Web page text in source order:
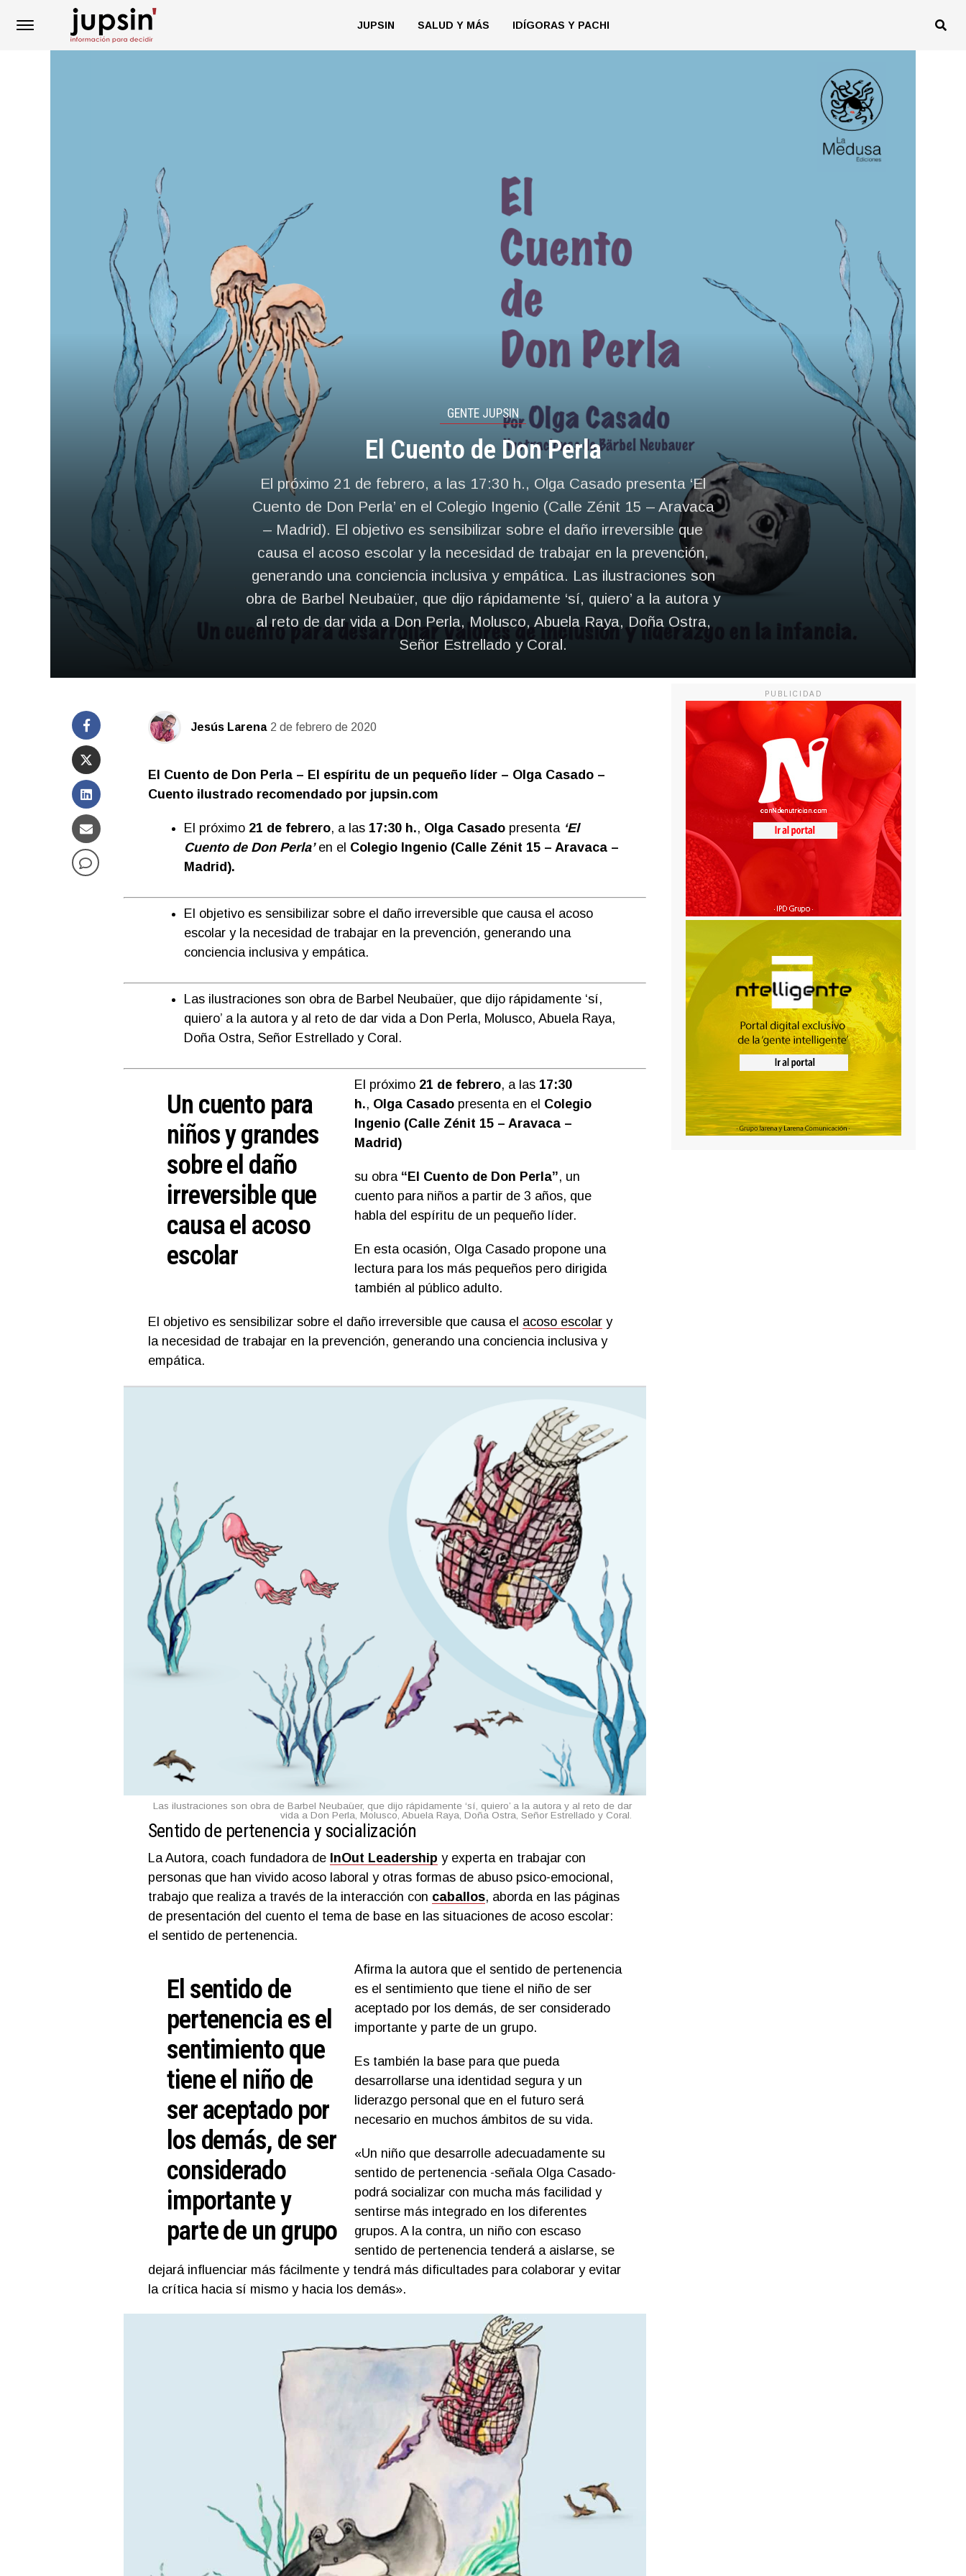
JUPSIN SALUD Y MÁS IDÍGORAS Y PACHI
GENTE JUPSIN
El Cuento de Don Perla
El próximo 21 de febrero, a las 17:30 h., Olga Casado presenta ‘El
Cuento de Don Perla’ en el Colegio Ingenio (Calle Zénit 15 – Aravaca
– Madrid). El objetivo es sensibilizar sobre el daño irreversible que
causa el acoso escolar y la necesidad de trabajar en la prevención,
generando una conciencia inclusiva y empática. Las ilustraciones son
obra de Barbel Neubaüer, que dijo rápidamente ‘sí, quiero’ a la autora y
al reto de dar vida a Don Perla, Molusco, Abuela Raya, Doña Ostra,
Señor Estrellado y Coral.
Jesús Larena 2 de febrero de 2020
El Cuento de Don Perla – El espíritu de un pequeño líder – Olga Casado –
Cuento ilustrado recomendado por jupsin.com
El próximo 21 de febrero, a las 17:30 h., Olga Casadopresenta ‘El
Cuento de Don Perla’en el Colegio Ingenio (Calle Zénit 15 – Aravaca –
Madrid).
El objetivo es sensibilizar sobre el daño irreversible que causa el acoso
escolar y la necesidad de trabajar en la prevención, generando una
conciencia inclusiva y empática.
Las ilustraciones son obra de Barbel Neubaüer, que dijo rápidamente ‘sí,
quiero’ a la autora y al reto de dar vida a Don Perla, Molusco, Abuela Raya,
Doña Ostra, Señor Estrellado y Coral.
Un cuento para
niños y grandes
sobre el daño
irreversible que
causa el acoso
escolar
El próximo 21 de febrero, a las 17:30
h., Olga Casadopresenta en el Colegio
Ingenio (Calle Zénit 15 – Aravaca –
Madrid)
su obra “El Cuento de Don Perla”, un
cuento para niños a partir de 3 años, que
habla del espíritu de un pequeño líder.
En esta ocasión, Olga Casado propone una
lectura para los más pequeños pero dirigida
también al público adulto.
El objetivo es sensibilizar sobre el daño irreversible que causa el acoso escolar y
la necesidad de trabajar en la prevención, generando una conciencia inclusiva y
empática.
Las ilustraciones son obra de Barbel Neubaüer, que dijo rápidamente ‘sí, quiero’ a la autora y al reto de dar
vida a Don Perla, Molusco, Abuela Raya, Doña Ostra, Señor Estrellado y Coral.
Sentido de pertenencia y socialización
La Autora, coach fundadora de InOut Leadership y experta en trabajar con
personas que han vivido acoso laboral y otras formas de abuso psico-emocional,
trabajo que realiza a través de la interacción con caballos, aborda en las páginas
de presentación del cuento el tema de base en las situaciones de acoso escolar:
el sentido de pertenencia.
El sentido de
pertenencia es el
sentimiento que
tiene el niño de
ser aceptado por
los demás, de ser
considerado
importante y
parte de un grupo
Afirma la autora que el sentido de pertenencia
es el sentimiento que tiene el niño de ser
aceptado por los demás, de ser considerado
importante y parte de un grupo.
Es también la base para que pueda
desarrollarse una identidad segura y un
liderazgo personal que en el futuro será
necesario en muchos ámbitos de su vida.
«Un niño que desarrolle adecuadamente su
sentido de pertenencia -señala Olga Casado-
podrá socializar con mucha más facilidad y
sentirse más integrado en los diferentes
grupos. A la contra, un niño con escaso
sentido de pertenencia tenderá a aislarse, se
dejará influenciar más fácilmente y tendrá más dificultades para colaborar y evitar
la crítica hacia sí mismo y hacia los demás».
PUBLICIDAD